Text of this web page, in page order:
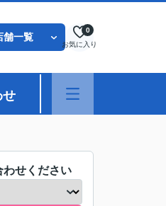
舗一覧
お気に入り
0
せ
わせください